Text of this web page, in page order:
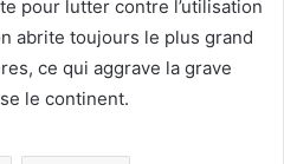
pour lutter contre l’utilisation
abrite toujours le plus grand
ce qui aggrave la grave
le continent.